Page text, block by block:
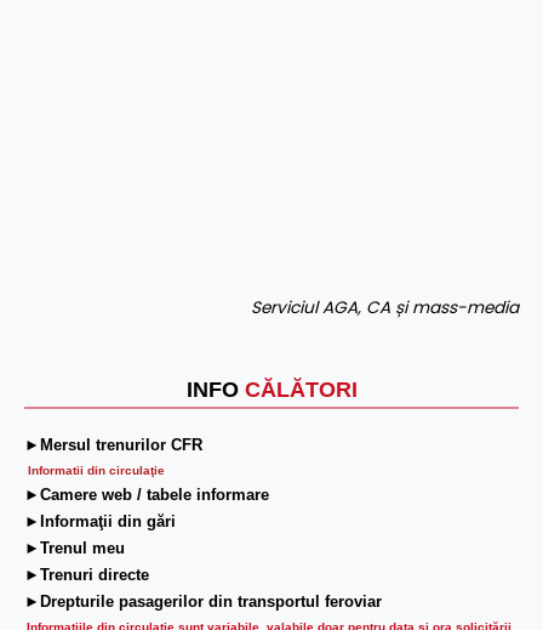
INFO CĂLĂTORI
►Mersul trenurilor CFR
Informatii din circulaţie
►Camere web / tabele informare
►Informaţii din gări
►Trenul meu
►Trenuri directe
►Drepturile pasagerilor din transportul feroviar
Serviciul AGA, CA și mass-media